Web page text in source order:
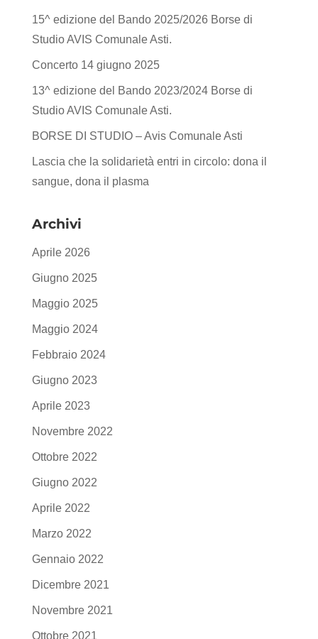
15^ edizione del Bando 2025/2026 Borse di
Studio AVIS Comunale Asti.
Concerto 14 giugno 2025
13^ edizione del Bando 2023/2024 Borse di
Studio AVIS Comunale Asti.
BORSE DI STUDIO – Avis Comunale Asti
Lascia che la solidarietà entri in circolo: dona il
sangue, dona il plasma
Archivi
Aprile 2026
Giugno 2025
Maggio 2025
Maggio 2024
Febbraio 2024
Giugno 2023
Aprile 2023
Novembre 2022
Ottobre 2022
Giugno 2022
Aprile 2022
Marzo 2022
Gennaio 2022
Dicembre 2021
Novembre 2021
Ottobre 2021